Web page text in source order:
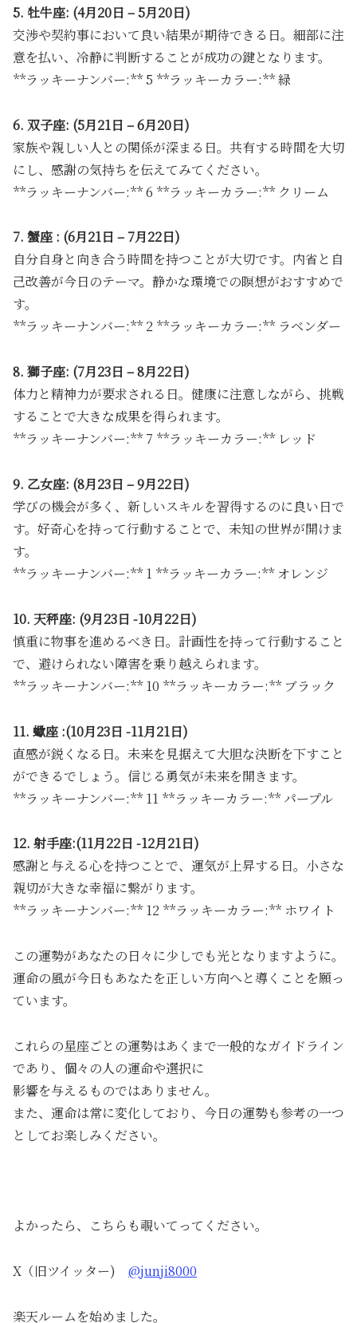
5. 牡牛座: (4月20日 – 5月20日)
交渉や契約事において良い結果が期待できる日。細部に注
意を払い、冷静に判断することが成功の鍵となります。
**ラッキーナンバー:** 5 **ラッキーカラー:** 緑
6. 双子座: (5月21日 – 6月20日)
家族や親しい人との関係が深まる日。共有する時間を大切
にし、感謝の気持ちを伝えてみてください。
**ラッキーナンバー:** 6 **ラッキーカラー:** クリーム
7. 蟹座 : (6月21日 – 7月22日)
自分自身と向き合う時間を持つことが大切です。内省と自
己改善が今日のテーマ。静かな環境での瞑想がおすすめで
す。
**ラッキーナンバー:** 2 **ラッキーカラー:** ラベンダー
8. 獅子座: (7月23日 – 8月22日)
体力と精神力が要求される日。健康に注意しながら、挑戦
することで大きな成果を得られます。
**ラッキーナンバー:** 7 **ラッキーカラー:** レッド
9. 乙女座: (8月23日 – 9月22日)
学びの機会が多く、新しいスキルを習得するのに良い日で
す。好奇心を持って行動することで、未知の世界が開けま
す。
**ラッキーナンバー:** 1 **ラッキーカラー:** オレンジ
10. 天秤座: (9月23日 -10月22日)
慎重に物事を進めるべき日。計画性を持って行動すること
で、避けられない障害を乗り越えられます。
**ラッキーナンバー:** 10 **ラッキーカラー:** ブラック
11. 蠍座 :(10月23日 -11月21日)
直感が鋭くなる日。未来を見据えて大胆な決断を下すこと
ができるでしょう。信じる勇気が未来を開きます。
**ラッキーナンバー:** 11 **ラッキーカラー:** パープル
12. 射手座:(11月22日 -12月21日)
感謝と与える心を持つことで、運気が上昇する日。小さな
親切が大きな幸福に繋がります。
**ラッキーナンバー:** 12 **ラッキーカラー:** ホワイト
この運勢があなたの日々に少しでも光となりますように。
運命の風が今日もあなたを正しい方向へと導くことを願っ
ています。
これらの星座ごとの運勢はあくまで一般的なガイドライン
であり、個々の人の運命や選択に
影響を与えるものではありません。
また、運命は常に変化しており、今日の運勢も参考の一つ
としてお楽しみください。
よかったら、こちらも覗いてってください。
X（旧ツイッター) @junji8000
楽天ルームを始めました。